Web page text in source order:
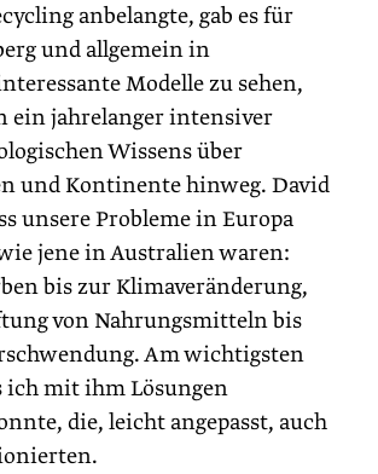
anbelangte, gab es für
und allgemein in
Modelle zu sehen,
ein jahrelanger intensiver
Wissens über
und Kontinente hinweg. David
unsere Probleme in Europa
jene in Australien waren:
bis zur Klimaveränderung,
von Nahrungsmitteln bis
Am wichtigsten
ich mit ihm Lösungen
die, leicht angepasst, auch